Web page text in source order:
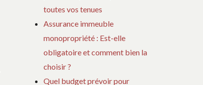
toutes vos tenues
Assurance immeuble
monopropriété : Est-elle
obligatoire et comment bien la
choisir ?
Quel budget prévoir pour